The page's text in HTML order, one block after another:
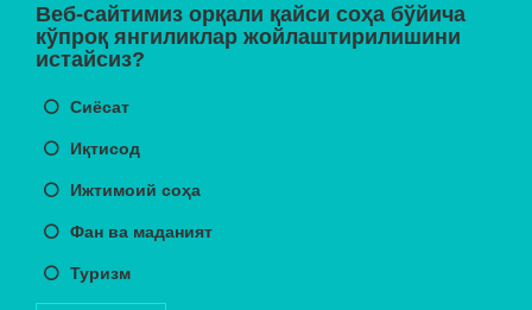
Веб-сайтимиз орқали қайси соҳа бўйича
кўпроқ янгиликлар жойлаштирилишини
истайсиз?
Сиёсат
Иқтисод
Ижтимоий соҳа
Фан ва маданият
Туризм